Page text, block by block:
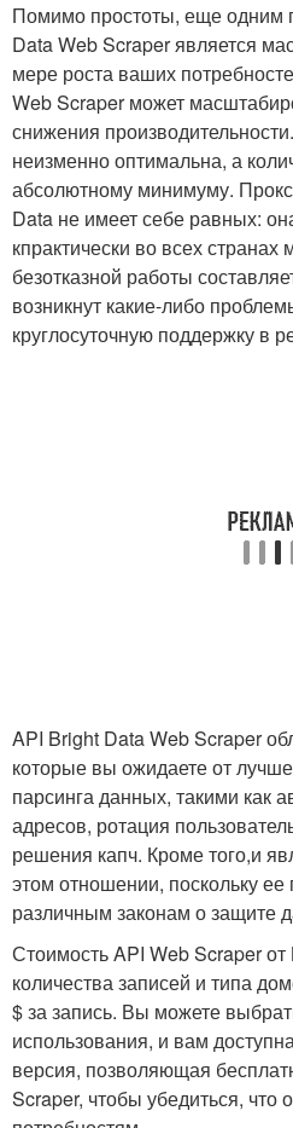
Помимо простоты, еще одним
Data Web Scraper является
мере роста ваших
Web Scraper может
снижения
неизменно оптимальна, а
абсолютному минимуму.
Data не имеет себе равных:
кпрактически во всех
безотказной работы
возникнут какие-либо
круглосуточную поддержку в
API Bright Data Web Scraper
которые вы ожидаете от
парсинга данных, такими как
адресов, ротация
решения капч. Кроме того,и
этом отношении, поскольку ее
различным законам о защите
Стоимость API Web Scraper от
количества записей и типа
$ за запись. Вы можете
использования, и вам
версия, позволяющая
Scraper, чтобы убедиться, что